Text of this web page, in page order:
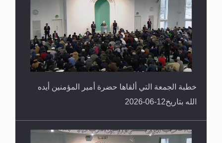
خطبة الجمعة التي ألقاها حضرة أمير المؤمنين أيده
الله بتاريخ12-06-2026